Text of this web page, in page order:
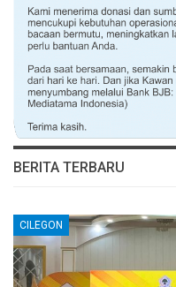
BERITA TERBARU
CILEGON